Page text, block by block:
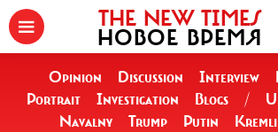
THE NEW TIMES
НОВОЕ ВРЕМЯ
Opinion Discussion Interview
Portrait
Investigation Blogs /
Navalny
Trump Putin